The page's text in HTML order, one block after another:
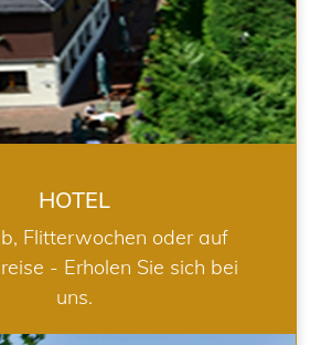
HOTEL
Flitterwochen oder auf
- Erholen Sie sich bei
uns.